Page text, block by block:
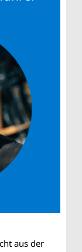
aus der